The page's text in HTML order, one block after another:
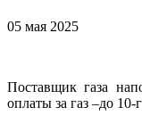
05 мая 2025
Поставщик газа
оплаты за газ –до